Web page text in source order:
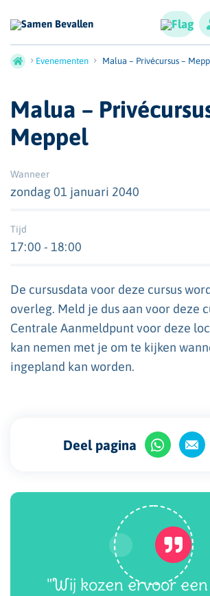
Evenementen Malua – Privécursus –
Malua –
Meppel
Wanneer
zondag 01 januari 2040
Tijd
17:00 - 18:00
De cursusdata voor deze cursus
overleg. Meld je dus aan voor deze
Centrale Aanmeldpunt voor deze
kan nemen met je om te kijken
ingepland kan worden.
Deel pagina
"Wij kozen ervoor